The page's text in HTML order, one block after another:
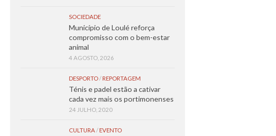
SOCIEDADE
Município de Loulé reforça
compromisso com o bem-estar
animal
4 AGOSTO, 2026
DESPORTO/ REPORTAGEM
Ténis e padel estão a cativar
cada vez mais os portimonenses
24 JULHO, 2020
CULTURA/ EVENTO